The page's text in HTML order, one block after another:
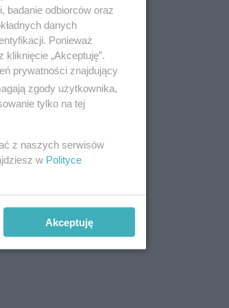
i
badanie odbiorców oraz
danych
Ponieważ
„Akceptuję”.
prywatności znajdujący
zgody użytkownika,
tylko na tej
z naszych serwisów
w Polityce
Akceptuję